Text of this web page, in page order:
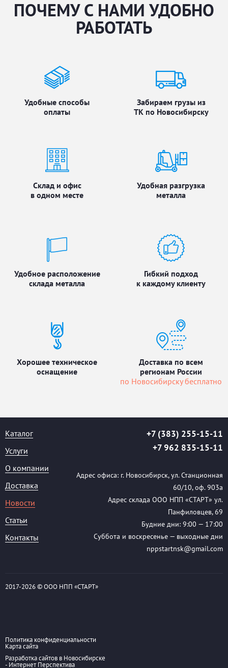
ПОЧЕМУ С НАМИ УДОБНО
РАБОТАТЬ
Удобные способы
оплаты
Забираем грузы из
ТК по Новосибирску
Склад и офис
в одном месте
Удобная разгрузка
металла
Удобное расположение
склада металла
Гибкий подход
к каждому клиенту
Хорошее техническое
оснащение
Доставка по всем
регионам России
по Новосибирску бесплатно
Каталог
Услуги
О компании
Доставка
Новости
Статьи
Контакты
+7 (383) 255-15-11
+7 962 835-15-11
Адрес офиса: г. Новосибирск, ул. Станционная
60/10, оф. 903а
Адрес склада ООО НПП «СТАРТ» ул.
Панфиловцев, 69
Будние дни: 9:00 — 17:00
Суббота и воскресенье — выходные дни
nppstartnsk@gmail.com
2017-2026 © ООО НПП «СТАРТ»
Политика конфиденциальности
Карта сайта
Разработка сайтов в Новосибирске
- Интернет Перспектива